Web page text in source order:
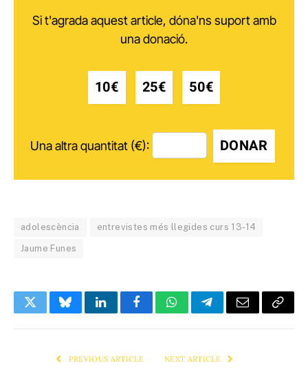
Si t'agrada aquest article, dóna'ns suport amb
una donació.
10€ 25€ 50€
Una altra quantitat (€): DONAR
adolescència entrevistes més llegides curs 13-14
Jaume Funes
TwitterBlueskyLinkedInFacebookWhatsAppTelegramEmail Copy
PREVIOUS ARTICLE NEXT ARTICLE